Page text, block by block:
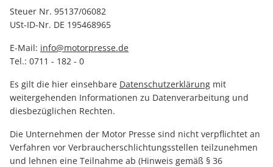
Steuer Nr. 95137/06082
USt-ID-Nr. DE 195468965
E-Mail: info@motorpresse.de
Tel.: 0711 - 182 - 0
Es gilt die hier einsehbare Datenschutzerklärung mit
weitergehenden Informationen zu Datenverarbeitung und
diesbezüglichen Rechten.
Die Unternehmen der Motor Presse sind nicht verpflichtet an
Verfahren vor Verbraucherschlichtungsstellen teilzunehmen
und lehnen eine Teilnahme ab (Hinweis gemäß § 36